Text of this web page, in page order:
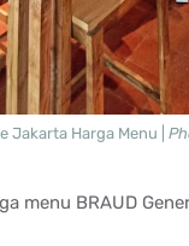
Jakarta Harga Menu |
menu BRAUD